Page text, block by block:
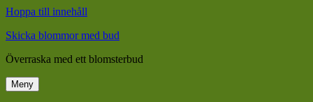
Hoppa till innehåll
Skicka blommor med bud
Överraska med ett blomsterbud
Meny